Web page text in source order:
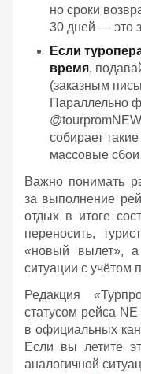
но сроки
30 дней — это
Если
время,
(заказным
Параллельно
собирает
массовые сбои
Важно понимать
за выполнение
отдых в итоге
переносить,
«новый вылет», а
ситуации с учётом
Редакция
статусом рейса
в официальных
Если вы летите
аналогичной